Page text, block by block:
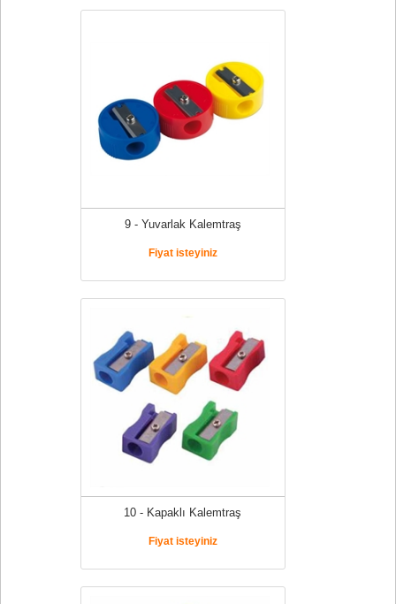
9 - Yuvarlak Kalemtraş
Fiyat isteyiniz
10 - Kapaklı Kalemtraş
Fiyat isteyiniz